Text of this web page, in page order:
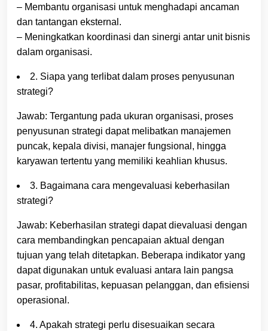
– Membantu organisasi untuk menghadapi ancaman
dan tantangan eksternal.
– Meningkatkan koordinasi dan sinergi antar unit bisnis
dalam organisasi.
2. Siapa yang terlibat dalam proses penyusunan
strategi?
Jawab: Tergantung pada ukuran organisasi, proses
penyusunan strategi dapat melibatkan manajemen
puncak, kepala divisi, manajer fungsional, hingga
karyawan tertentu yang memiliki keahlian khusus.
3. Bagaimana cara mengevaluasi keberhasilan
strategi?
Jawab: Keberhasilan strategi dapat dievaluasi dengan
cara membandingkan pencapaian aktual dengan
tujuan yang telah ditetapkan. Beberapa indikator yang
dapat digunakan untuk evaluasi antara lain pangsa
pasar, profitabilitas, kepuasan pelanggan, dan efisiensi
operasional.
4. Apakah strategi perlu disesuaikan secara